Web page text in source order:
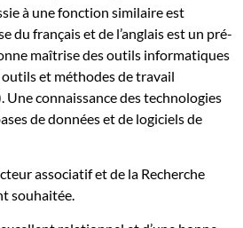
à une fonction similaire est
du français et de l’anglais est un pré-
maîtrise des outils informatiques
et méthodes de travail
connaissance des technologies
de données et de logiciels de
associatif et de la Recherche
souhaitée.